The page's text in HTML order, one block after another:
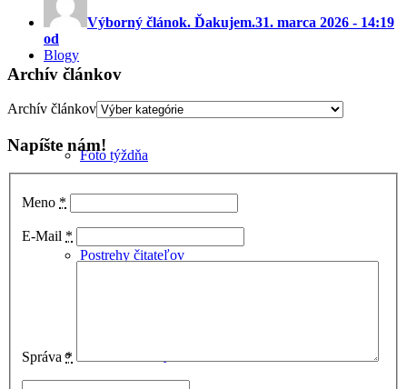
Blogy
Foto týždňa
Postrehy čitateľov
Výborný článok. Ďakujem.31. marca 2026 - 14:19
od
Archív článkov
Archív článkov
Napíšte nám!
Meno *
E-Mail *
Správa*